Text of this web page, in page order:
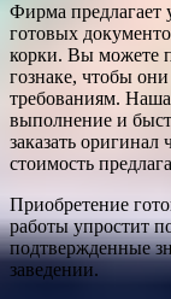
Фирма предлагает
готовых
корки. Вы можете
гознаке, чтобы
требованиям. Наша
выполнение и
заказать оригинал
стоимость
Приобретение
работы упростит
подтвержденные
заведении.